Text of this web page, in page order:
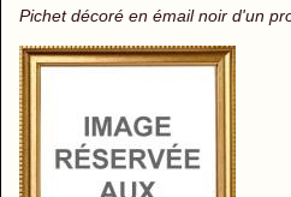
Pichet décoré en émail noir d'un